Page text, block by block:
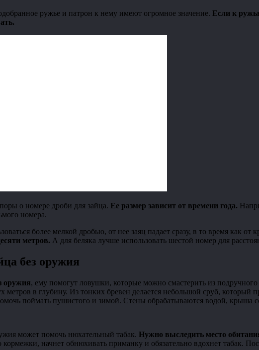
ружье и патрон к нему имеют огромное значение. Если к
о номере дроби для зайца. Ее размер зависит от времени года.
номера.
более мелкой дробью, от нее заяц падает сразу, в то время как от
метров. А для беляка лучше использовать шестой номер для
без оружия
оружия, ему помогут ловушки, которые можно смастерить из
в глубину. Из тонких бревен делается небольшой сруб, который
поймать пушистого и зимой. Стены обрабатываются водой, крыша
может помочь нюхательный табак. Нужно выследить место
начнет обнюхивать приманку и обязательно вдохнет табак.